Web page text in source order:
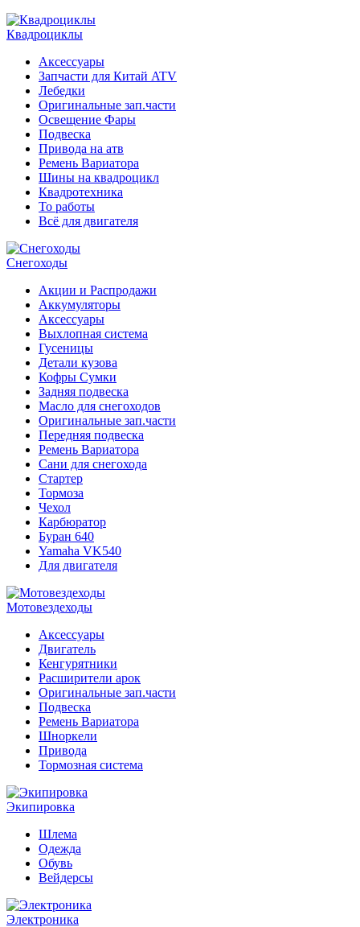
Квадроциклы
Аксессуары
Запчасти для Китай ATV
Лебедки
Оригинальные зап.части
Освещение Фары
Подвеска
Привода на атв
Ремень Вариатора
Шины на квадроцикл
Квадротехника
То работы
Всё для двигателя
Снегоходы
Акции и Распродажи
Аккумуляторы
Аксессуары
Выхлопная система
Гусеницы
Детали кузова
Кофры Сумки
Задняя подвеска
Масло для снегоходов
Оригинальные зап.части
Передняя подвеска
Ремень Вариатора
Сани для снегохода
Стартер
Тормоза
Чехол
Карбюратор
Буран 640
Yamaha VK540
Для двигателя
Мотовездеходы
Аксессуары
Двигатель
Кенгурятники
Расширители арок
Оригинальные зап.части
Подвеска
Ремень Вариатора
Шноркели
Привода
Тормозная система
Экипировка
Шлема
Одежда
Обувь
Вейдерсы
Электроника